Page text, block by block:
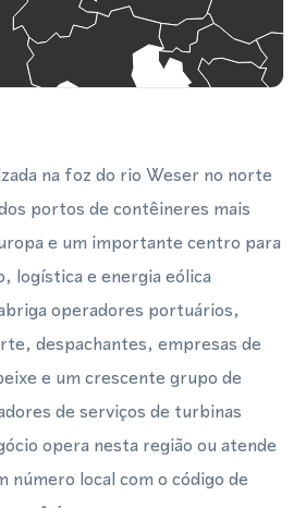
na foz do rio Weser no norte
portos de contêineres mais
e um importante centro para
logística e energia eólica
operadores portuários,
despachantes, empresas de
e um crescente grupo de
de serviços de turbinas
opera nesta região ou atende
número local com o código de